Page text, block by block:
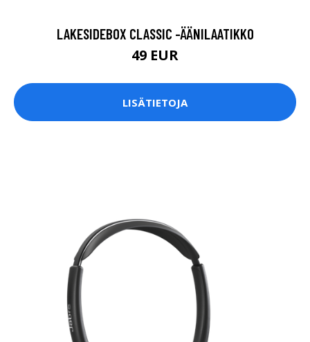
LAKESIDEBOX CLASSIC -ÄÄNILAATIKKO
49 EUR
LISÄTIETOJA